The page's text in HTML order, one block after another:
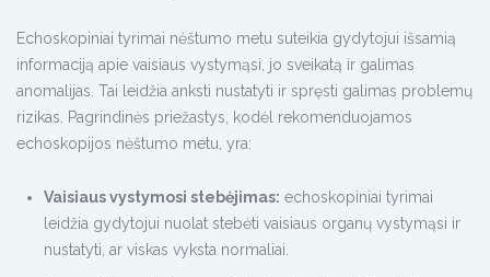
Echoskopiniai tyrimai nėštumo metu suteikia gydytojui išsamią
informaciją apie vaisiaus vystymąsi, jo sveikatą ir galimas
anomalijas. Tai leidžia anksti nustatyti ir spręsti galimas problemų
rizikas. Pagrindinės priežastys, kodėl rekomenduojamos
echoskopijos nėštumo metu, yra:
Vaisiaus vystymosi stebėjimas: echoskopiniai tyrimai
leidžia gydytojui nuolat stebėti vaisiaus organų vystymąsi ir
nustatyti, ar viskas vyksta normaliai.